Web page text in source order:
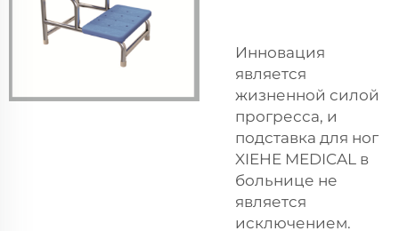
Инновация
является
жизненной силой
прогресса, и
подставка для ног
XIEHE MEDICAL в
больнице не
является
исключением.